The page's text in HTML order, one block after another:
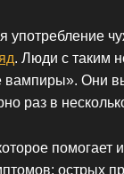
употребление
. Люди с таким
вампиры». Они
раз в
помогает
острых